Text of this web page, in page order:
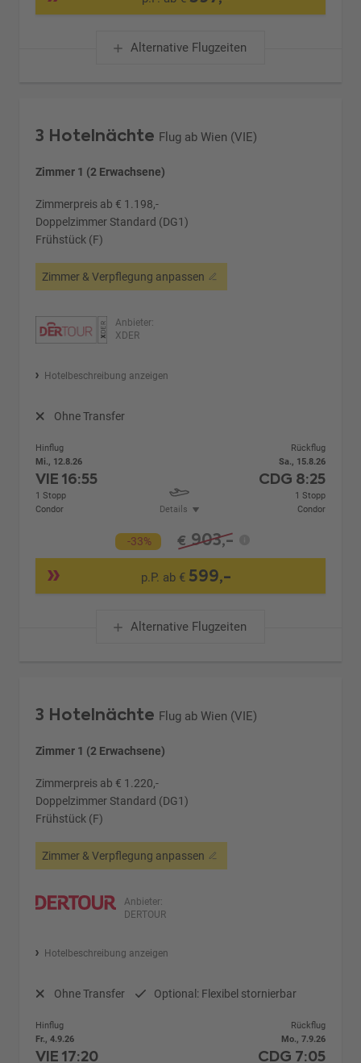
Alternative Flugzeiten
3 Hotelnächte Flug ab Wien (VIE)
Zimmer 1 (2 Erwachsene)
Zimmerpreis ab € 1.198,-
Doppelzimmer Standard (DG1)
Frühstück (F)
Zimmer & Verpflegung anpassen
Anbieter:
XDER
Hotelbeschreibung anzeigen
Ohne Transfer
Hinflug
Mi., 12.8.26
VIE16:55
1 Stopp
Condor
Details
Rückflug
Sa., 15.8.26
CDG 8:25
1 Stopp
Condor
-33% € 903,-
p.P. ab € 599,-
Alternative Flugzeiten
3 Hotelnächte Flug ab Wien (VIE)
Zimmer 1 (2 Erwachsene)
Zimmerpreis ab € 1.220,-
Doppelzimmer Standard (DG1)
Frühstück (F)
Zimmer & Verpflegung anpassen
Anbieter:
DERTOUR
Hotelbeschreibung anzeigen
Ohne Transfer Optional: Flexibel stornierbar
Hinflug
Fr., 4.9.26
VIE17:20
Rückflug
Mo., 7.9.26
CDG 7:05